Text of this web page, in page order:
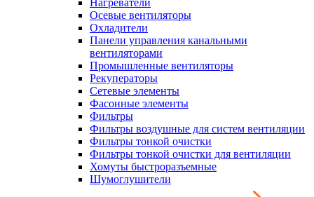
Нагреватели
Осевые вентиляторы
Охладители
Панели управления канальными
вентиляторами
Промышленные вентиляторы
Рекуператоры
Сетевые элементы
Фасонные элементы
Фильтры
Фильтры воздушные для систем вентиляции
Фильтры тонкой очистки
Фильтры тонкой очистки для вентиляции
Хомуты быстроразъемные
Шумоглушители